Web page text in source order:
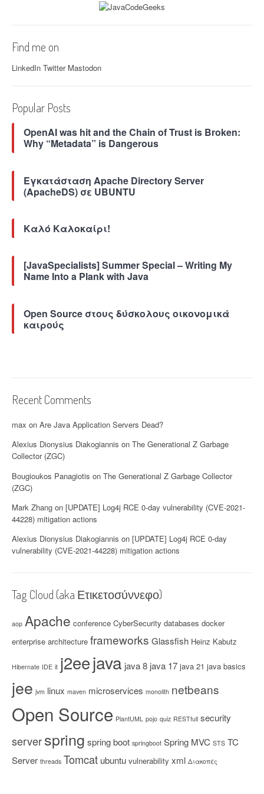
p
h
A
c
h
o
o
v
Find me on
LinkedIn Twitter Mastodon
Popular Posts
OpenAI was hit and the Chain of Trust is Broken:
Why “Metadata” is Dangerous
Εγκατάσταση Apache Directory Server
(ApacheDS) σε UBUNTU
Καλό Καλοκαίρι!
[JavaSpecialists] Summer Special – Writing My
Name Into a Plank with Java
Open Source στους δύσκολους οικονομικά
καιρούς
Recent Comments
max on Are Java Application Servers Dead?
Alexius Dionysius Diakogiannis on The Generational Z Garbage
Collector (ZGC)
Bougioukos Panagiotis on The Generational Z Garbage Collector
(ZGC)
Mark Zhang on [UPDATE] Log4j RCE 0-day vulnerability (CVE-2021-
44228) mitigation actions
Alexius Dionysius Diakogiannis on [UPDATE] Log4j RCE 0-day
vulnerability (CVE-2021-44228) mitigation actions
Tag Cloud (aka Ετικετοσύννεφο)
aop Apache conference CyberSecurity databases docker
enterprise architecture frameworks Glassfish Heinz Kabutz
Hibernate IDE it j2eejava java 8 java 17 java 21 java basics
jee jvm linux maven microservices monolith netbeans
Open Source PlantUML pojo quiz RESTfull security
serverspring spring boot springboot Spring MVC STS TC
Server threads Tomcat ubuntu vulnerability xml Διακοπές